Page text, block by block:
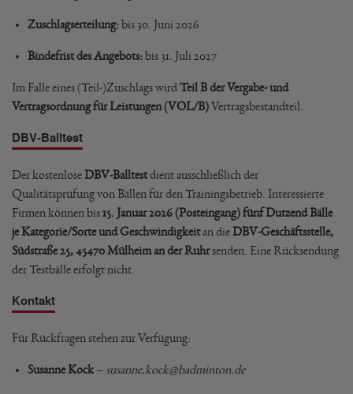
Zuschlagserteilung:bis 30. Juni 2026
Bindefrist des Angebots:bis 31. Juli 2027
Im Falle eines (Teil-)Zuschlags wirdTeil B der Vergabe- und
Vertragsordnung für Leistungen (VOL/B)Vertragsbestandteil.
DBV-Balltest
Der kostenlose DBV-Balltestdient ausschließlich der
Qualitätsprüfung von Bällen für den Trainingsbetrieb. Interessierte
Firmen können bis15. Januar 2026 (Posteingang)fünf Dutzend Bälle
je Kategorie/Sorte und Geschwindigkeitan die DBV-Geschäftsstelle,
Südstraße 25, 45470 Mülheim an der Ruhrsenden. Eine Rücksendung
der Testbälle erfolgt nicht.
Kontakt
Für Rückfragen stehen zur Verfügung:
Susanne Kock – susanne.kock@badminton.de